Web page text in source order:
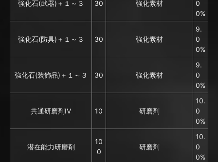
強化石(武器)＋１～３ 30 強化素材
0
0%
強化石(防具)＋１～３ 30 強化素材
9.
0
0%
強化石(装飾品)＋１～３ 30 強化素材
9.
0
0%
共通研磨剤IV 10 研磨剤
10.
0
0%
潜在能力研磨剤
10
0
研磨剤
10.
0
0%